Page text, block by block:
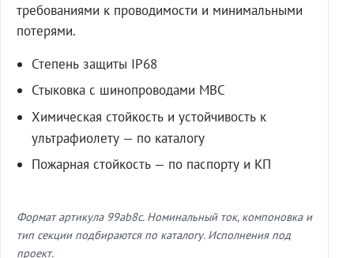
требованиями к проводимости и минимальными
потерями.
Степень защиты IP68
Стыковка с шинопроводами МВС
Химическая стойкость и устойчивость к
ультрафиолету — по каталогу
Пожарная стойкость — по паспорту и КП
Формат артикула 99ab8c. Номинальный ток, компоновка и
тип секции подбираются по каталогу. Исполнения под
проект.